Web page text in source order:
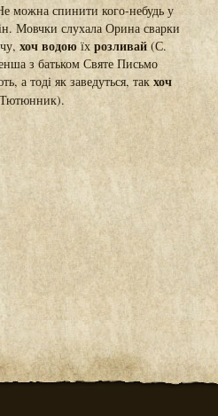
можна спинити кого-небудь у
Мовчки слухала Орина сварки
хоч водою їх розливай (С.
з батьком Святе Письмо
а тоді як заведуться, так хоч